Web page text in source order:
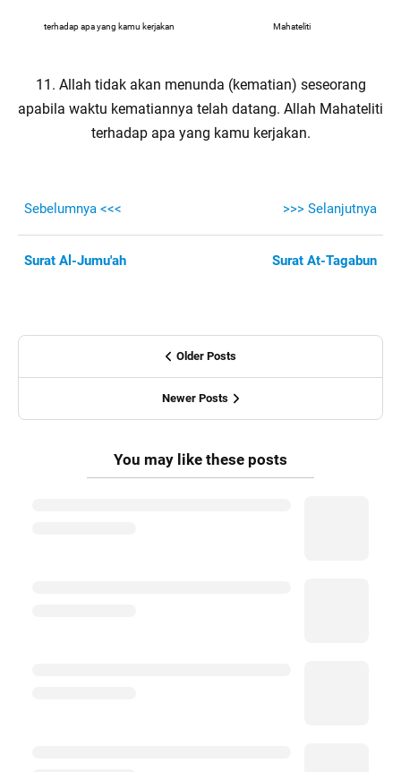
terhadap apa yang kamu kerjakan Mahateliti
11. Allah tidak akan menunda (kematian) seseorang
apabila waktu kematiannya telah datang. Allah Mahateliti
terhadap apa yang kamu kerjakan.
Sebelumnya <<< >>> Selanjutnya
Surat Al-Jumu'ah Surat At-Tagabun
Older Posts
Newer Posts
You may like these posts